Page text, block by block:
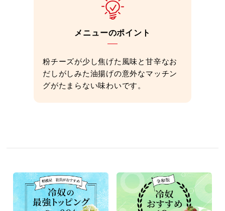
メニューのポイント
粉チーズが少し焦げた風味と甘辛なお
だしがしみた油揚げの意外なマッチン
グがたまらない味わいです。